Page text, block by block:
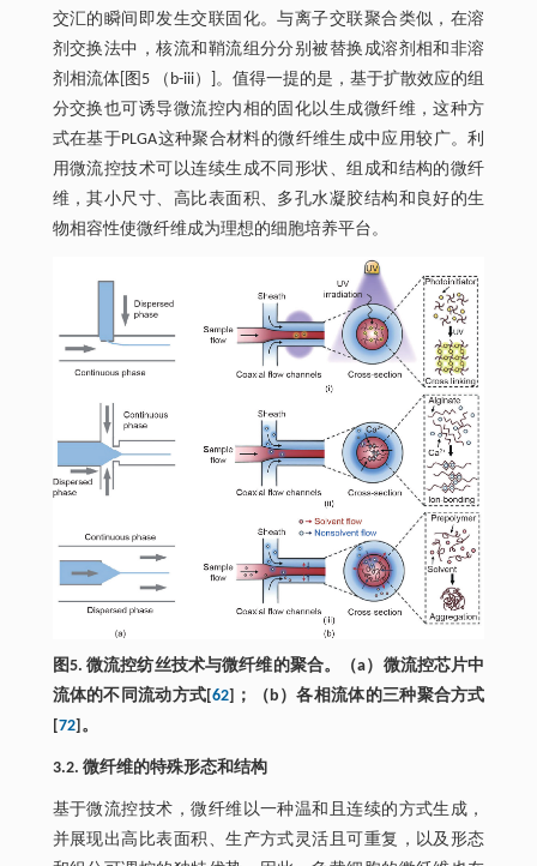
交汇的瞬间即发生交联固化。与离子交联聚合类似，在溶
剂交换法中，核流和鞘流组分分别被替换成溶剂相和非溶
剂相流体[图5 （b-iii）]。值得一提的是，基于扩散效应的组
分交换也可诱导微流控内相的固化以生成微纤维，这种方
式在基于PLGA这种聚合材料的微纤维生成中应用较广。利
用微流控技术可以连续生成不同形状、组成和结构的微纤
维，其小尺寸、高比表面积、多孔水凝胶结构和良好的生
物相容性使微纤维成为理想的细胞培养平台。
图5. 微流控纺丝技术与微纤维的聚合。（a）微流控芯片中
流体的不同流动方式[62]；（b）各相流体的三种聚合方式
[72]。
3.2. 微纤维的特殊形态和结构
基于微流控技术，微纤维以一种温和且连续的方式生成，
并展现出高比表面积、生产方式灵活且可重复，以及形态